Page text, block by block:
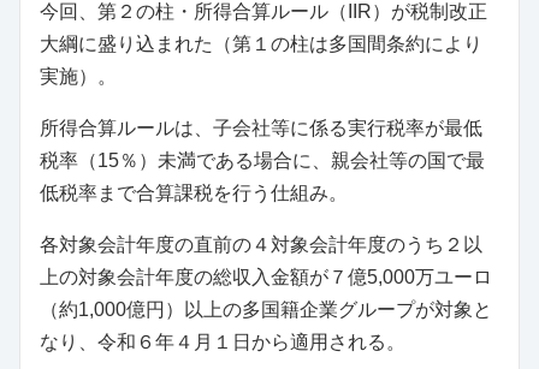
今回、第２の柱・所得合算ルール（IIR）が税制改正
大綱に盛り込まれた（第１の柱は多国間条約により
実施）。
所得合算ルールは、子会社等に係る実行税率が最低
税率（15％）未満である場合に、親会社等の国で最
低税率まで合算課税を行う仕組み。
各対象会計年度の直前の４対象会計年度のうち２以
上の対象会計年度の総収入金額が７億5,000万ユーロ
（約1,000億円）以上の多国籍企業グループが対象と
なり、令和６年４月１日から適用される。